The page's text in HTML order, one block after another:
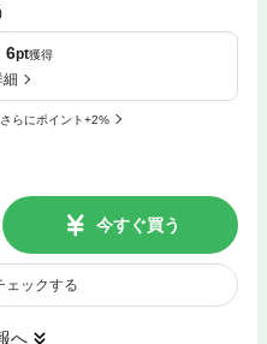
6pt獲得
細
らにポイント+2%
今すぐ買う
ェックする
へ